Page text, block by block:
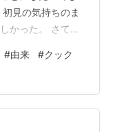
見の気持ちのま
かった。 さて、
フォーナの乱が
た時、カイムの
中に、『ひとは
出てくるのです
、妙な苦しさの
#由来 #クック